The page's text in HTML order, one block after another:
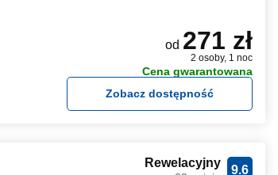
od 271 zł
2 osoby, 1 noc
Cena gwarantowana
Zobacz dostępność
9.6
Rewelacyjny